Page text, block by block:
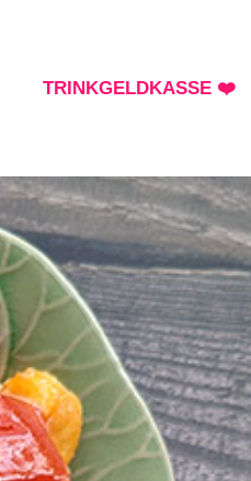
TRINKGELDKASSE ❤️